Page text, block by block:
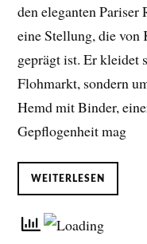
den eleganten Pariser
eine Stellung, die
geprägt ist. Er kleidet
Flohmarkt, sondern
Hemd mit Binder,
Gepflogenheit mag
WEITERLESEN